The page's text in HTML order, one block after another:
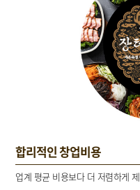
합리적인 창업비용
업계 평균 비용보다 더 저렴하게